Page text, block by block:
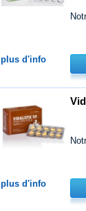
plus d'info
plus d'info